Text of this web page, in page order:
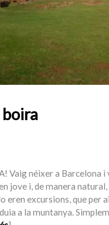
boira
Vaig néixer a Barcelona
jove i, de manera
eren excursions, que per
a la muntanya.